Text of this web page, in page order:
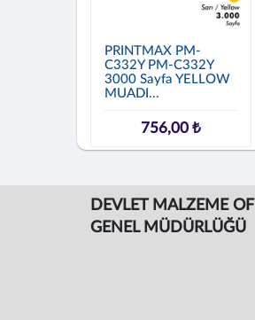
PRINTMAX PM-
C332Y PM-C332Y
3000 Sayfa YELLOW
MUADI...
756,00 ₺
DEVLET MALZEME
GENEL MÜDÜRLÜĞÜ